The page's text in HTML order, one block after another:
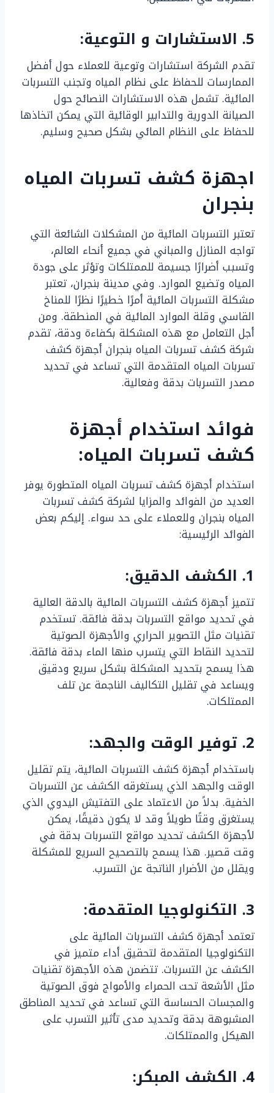
5. الاستشارات و التوعية:
تقدم الشركة استشارات وتوعية للعملاء حول أفضل
الممارسات للحفاظ على نظام المياه وتجنب التسربات
المائية. تشمل هذه الاستشارات النصائح حول
الصيانة الدورية والتدابير الوقائية التي يمكن اتخاذها
للحفاظ على النظام المائي بشكل صحيح وسليم.
اجهزة كشف تسربات المياه
بنجران
تعتبر التسربات المائية من المشكلات الشائعة التي
تواجه المنازل والمباني في جميع أنحاء العالم،
وتسبب أضرارًا جسيمة للممتلكات وتؤثر على جودة
المياه وتضيع الموارد. وفي مدينة بنجران، تعتبر
مشكلة التسربات المائية أمرًا خطيرًا نظرًا للمناخ
القاسي وقلة الموارد المائية في المنطقة. ومن
أجل التعامل مع هذه المشكلة بكفاءة ودقة، تقدم
شركة كشف تسربات المياه بنجران أجهزة كشف
تسربات المياه المتقدمة التي تساعد في تحديد
مصدر التسربات بدقة وفعالية.
فوائد استخدام أجهزة
كشف تسربات المياه:
استخدام أجهزة كشف تسربات المياه المتطورة يوفر
العديد من الفوائد والمزايا لشركة كشف تسربات
المياه بنجران وللعملاء على حد سواء. إليكم بعض
الفوائد الرئيسية:
1. الكشف الدقيق:
تتميز أجهزة كشف التسربات المائية بالدقة العالية
في تحديد مواقع التسربات بدقة فائقة. تستخدم
تقنيات مثل التصوير الحراري والأجهزة الصوتية
لتحديد النقاط التي يتسرب منها الماء بدقة فائقة.
هذا يسمح بتحديد المشكلة بشكل سريع ودقيق
ويساعد في تقليل التكاليف الناجمة عن تلف
الممتلكات.
2. توفير الوقت والجهد:
باستخدام أجهزة كشف التسربات المائية، يتم تقليل
الوقت والجهد الذي يستغرقه الكشف عن التسربات
الخفية. بدلاً من الاعتماد على التفتيش اليدوي الذي
يستغرق وقتًا طويلاً وقد لا يكون دقيقًا، يمكن
لأجهزة الكشف تحديد مواقع التسربات بدقة في
وقت قصير. هذا يسمح بالتصحيح السريع للمشكلة
ويقلل من الأضرار الناتجة عن التسرب.
3. التكنولوجيا المتقدمة:
تعتمد أجهزة كشف التسربات المائية على
التكنولوجيا المتقدمة لتحقيق أداء متميز في
الكشف عن التسربات. تتضمن هذه الأجهزة تقنيات
مثل الأشعة تحت الحمراء والأمواج فوق الصوتية
والمجسات الحساسة التي تساعد في تحديد المناطق
المشبوهة بدقة وتحديد مدى تأثير التسرب على
الهيكل والممتلكات.
4. الكشف المبكر: